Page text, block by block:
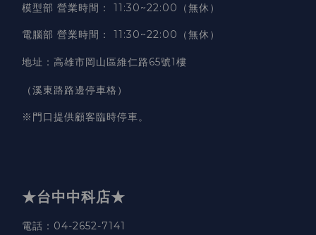
模型部 營業時間 ： 11:30~22:00（無休）
電腦部 營業時間 ： 11:30~22:00（無休）
地址 ： 高雄市岡山區維仁路65號1樓
（溪東路路邊停車格）
※門口提供顧客臨時停車。
★台中中科店★
電話 ：04-2652-7141